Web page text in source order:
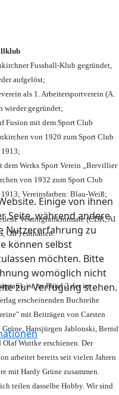
Einige von ihnen
Seite, während andere
Nutzererfahrung zu
können selbst
möchten. Bitte
womöglich nicht
zur Verfügung stehen.
Fussball-Klub gegründet,
aufgelöst;
als 1. Arbeitersportverein (A.
wieder gegründet;
Fusion mit dem Sport Club
von 1920 zum Sport Club
dem Werks Sport Verein „Brevillier
von 1932 zum Sport Club
Vereinsfarben: Blau-Weiß;
Vektorgrafikformate (CDR, AI
GIF) enthalten.
ist im Band 2 der im
erscheinenden Buchreihe
mit Beiträgen von Carsten
Grüne, Hansjürgen Jablonski, Bernd
Olaf Wuttke erschienen. Der
arbeitet bereits seit vielen Jahren
mit Hardy Grüne zusammen.
teilen dasselbe Hobby. Wir sind